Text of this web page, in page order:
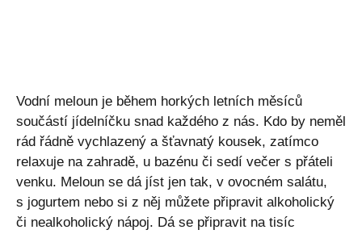
Vodní meloun je během horkých letních měsíců
součástí jídelníčku snad každého z nás. Kdo by neměl
rád řádně vychlazený a šťavnatý kousek, zatímco
relaxuje na zahradě, u bazénu či sedí večer s přáteli
venku. Meloun se dá jíst jen tak, v ovocném salátu,
s jogurtem nebo si z něj můžete připravit alkoholický
či nealkoholický nápoj. Dá se připravit na tisíc